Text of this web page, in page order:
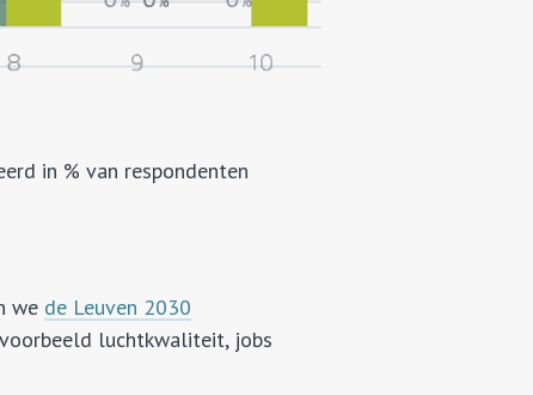
in % van respondenten
we de Leuven 2030
luchtkwaliteit, jobs